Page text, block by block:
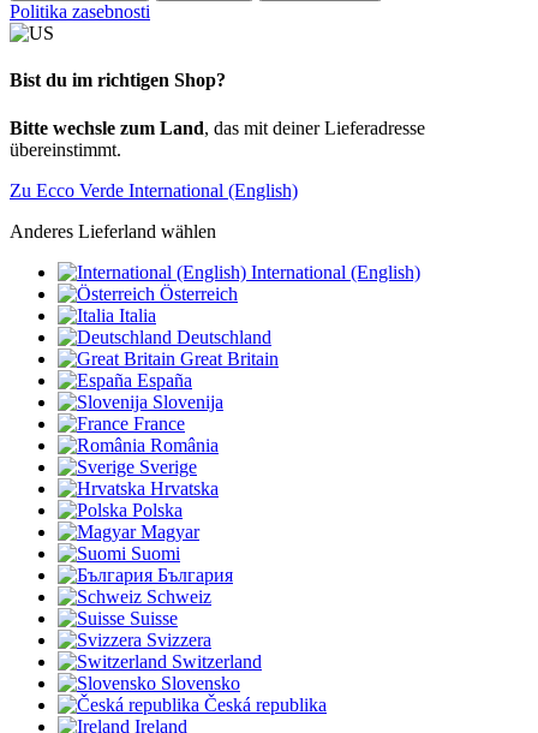
Politika zasebnosti
Bist du im richtigen Shop?
Bitte wechsle zum Land, das mit deiner Lieferadresse
übereinstimmt.
Zu Ecco Verde International (English)
Anderes Lieferland wählen
International (English)
Österreich
Italia
Deutschland
Great Britain
España
Slovenija
France
România
Sverige
Hrvatska
Polska
Magyar
Suomi
България
Schweiz
Suisse
Svizzera
Switzerland
Slovensko
Česká republika
Ireland